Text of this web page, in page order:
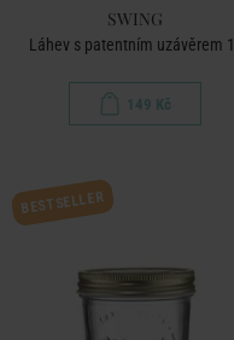
SWING
Láhev s patentním uzávěrem 1 l
149 Kč
BESTSELLER